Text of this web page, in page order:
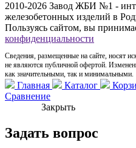
2010-2026 Завод ЖБИ №1 -
железобетонных изделий в
Пользуясь сайтом, вы
конфиденциальности
Сведения, размещенные на сайте, носят
не являются публичной офертой.
как значительными, так и минимальными.
Главная Каталог
Сравнение
Закрыть
Задать вопрос